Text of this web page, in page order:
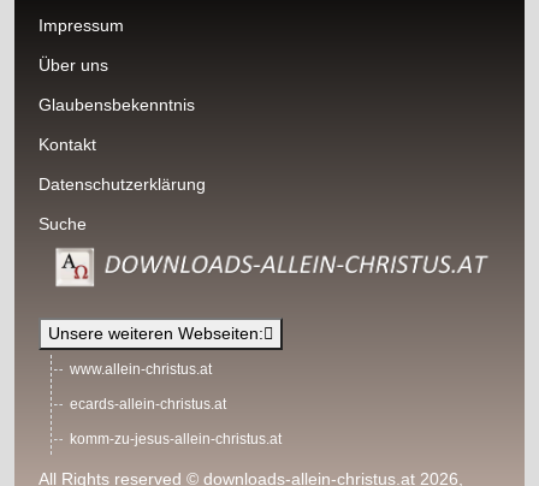
Impressum
Über uns
Glaubensbekenntnis
Kontakt
Datenschutzerklärung
Suche
Unsere weiteren Webseiten:
www.allein-christus.at
ecards-allein-christus.at
komm-zu-jesus-allein-christus.at
All Rights reserved © downloads-allein-christus.at 2026,